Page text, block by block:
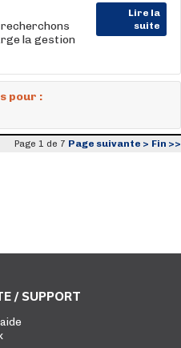
Lire la
suite
la gestion
pour :
Page 1 de 7 Page suivante > Fin >>
/ SUPPORT